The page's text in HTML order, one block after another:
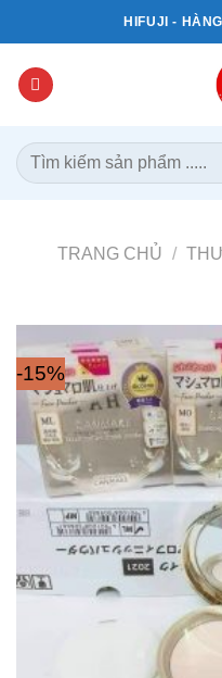
qua
dung
HIFUJI -
Tìm
kiếm:
TRANG CHỦ /
-15%